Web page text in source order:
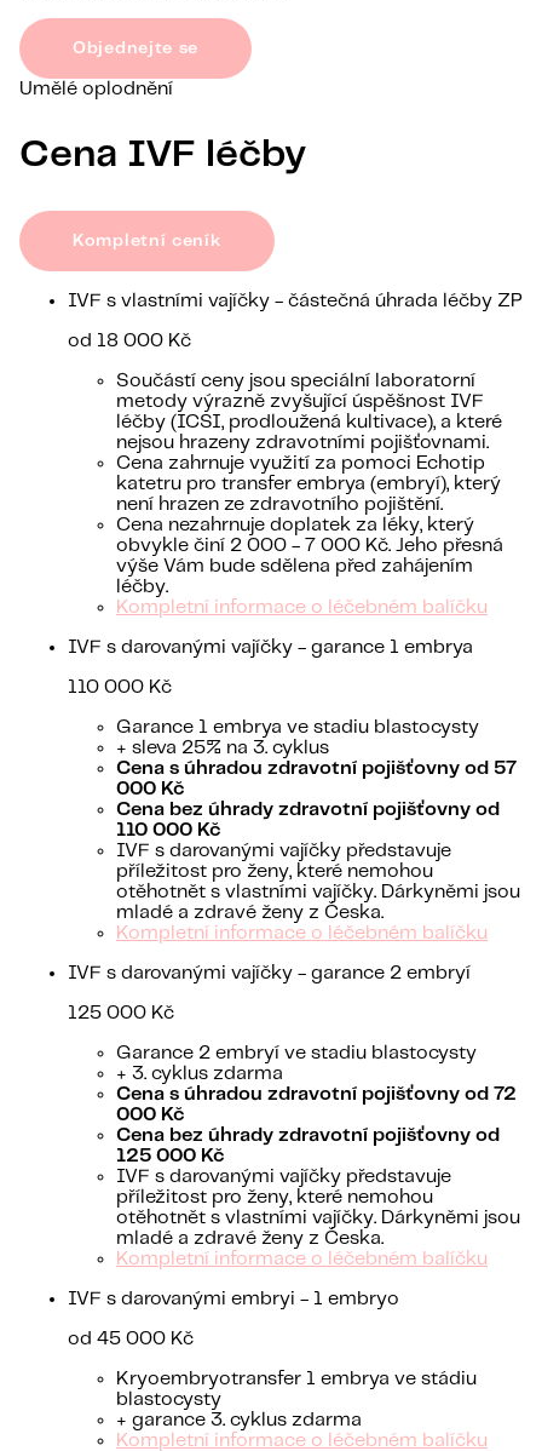
Objednejte se
Umělé oplodnění
Cena IVF léčby
Kompletní ceník
IVF s vlastními vajíčky - částečná úhrada léčby ZP
od 18 000 Kč
Součástí ceny jsou speciální laboratorní
metody výrazně zvyšující úspěšnost IVF
léčby (ICSI, prodloužená kultivace), a které
nejsou hrazeny zdravotními pojišťovnami.
Cena zahrnuje využití za pomoci Echotip
katetru pro transfer embrya (embryí), který
není hrazen ze zdravotního pojištění.
Cena nezahrnuje doplatek za léky, který
obvykle činí 2 000 - 7 000 Kč. Jeho přesná
výše Vám bude sdělena před zahájením
léčby.
Kompletní informace o léčebném balíčku
IVF s darovanými vajíčky - garance 1 embrya
110 000 Kč
Garance 1 embrya ve stadiu blastocysty
+ sleva 25% na 3. cyklus
Cena s úhradou zdravotní pojišťovny od 57
000 Kč
Cena bez úhrady zdravotní pojišťovny od
110 000 Kč
IVF s darovanými vajíčky představuje
příležitost pro ženy, které nemohou
otěhotnět s vlastními vajíčky. Dárkyněmi jsou
mladé a zdravé ženy z Česka.
Kompletní informace o léčebném balíčku
IVF s darovanými vajíčky - garance 2 embryí
125 000 Kč
Garance 2 embryí ve stadiu blastocysty
+ 3. cyklus zdarma
Cena s úhradou zdravotní pojišťovny od 72
000 Kč
Cena bez úhrady zdravotní pojišťovny od
125 000 Kč
IVF s darovanými vajíčky představuje
příležitost pro ženy, které nemohou
otěhotnět s vlastními vajíčky. Dárkyněmi jsou
mladé a zdravé ženy z Česka.
Kompletní informace o léčebném balíčku
IVF s darovanými embryi - 1 embryo
od 45 000 Kč
Kryoembryotransfer 1 embrya ve stádiu
blastocysty
+ garance 3. cyklus zdarma
Kompletní informace o léčebném balíčku